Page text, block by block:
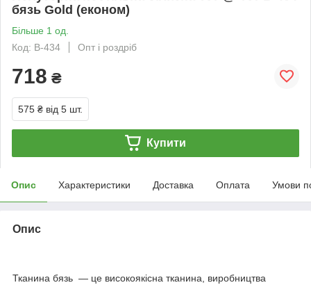
бязь Gold (економ)
Більше 1 од.
Код: В-434
Опт і роздріб
718 ₴
575 ₴ від 5 шт.
Купити
Опис Характеристики Доставка Оплата Умови
Опис
Тканина бязь — це високоякісна тканина, виробництва